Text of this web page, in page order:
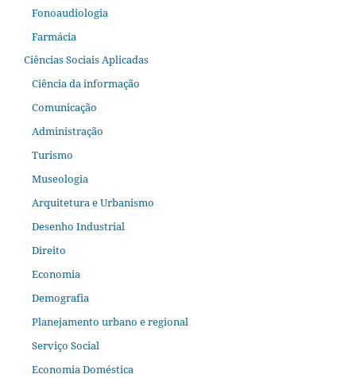
Fonoaudiologia
Farmácia
Ciências Sociais Aplicadas
Ciência da informação
Comunicação
Administração
Turismo
Museologia
Arquitetura e Urbanismo
Desenho Industrial
Direito
Economia
Demografia
Planejamento urbano e regional
Serviço Social
Economia Doméstica